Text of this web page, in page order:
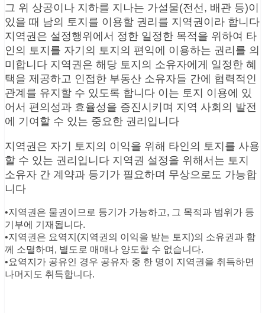
그 위 상공이나 지하를 지나는 가설물(전선, 배관 등)이
있을 때 남의 토지를 이용할 권리를 지역권이라 합니다
지역권은 설정행위에서 정한 일정한 목적을 위하여 타
인의 토지를 자기의 토지의 편익에 이용하는 권리를 의
미합니다 지역권은 해당 토지의 소유자에게 일정한 혜
택을 제공하고 인접한 부동산 소유자들 간에 협력적인
관계를 유지할 수 있도록 합니다 이는 토지 이용에 있
어서 편의성과 효율성을 증진시키며 지역 사회의 발전
에 기여할 수 있는 중요한 권리입니다
지역권은 자기 토지의 이익을 위해 타인의 토지를 사용
할 수 있는 권리입니다 지역권 설정을 위해서는 토지
소유자 간 계약과 등기가 필요하며 무상으로도 가능합
니다
•지역권은 물권이므로 등기가 가능하고, 그 목적과 범위가 등
기부에 기재됩니다.
•지역권은 요역지(지역권의 이익을 받는 토지)의 소유권과 함
께 소멸하며, 별도로 매매나 양도할 수 없습니다.
•요역지가 공유인 경우 공유자 중 한 명이 지역권을 취득하면
나머지도 취득합니다.